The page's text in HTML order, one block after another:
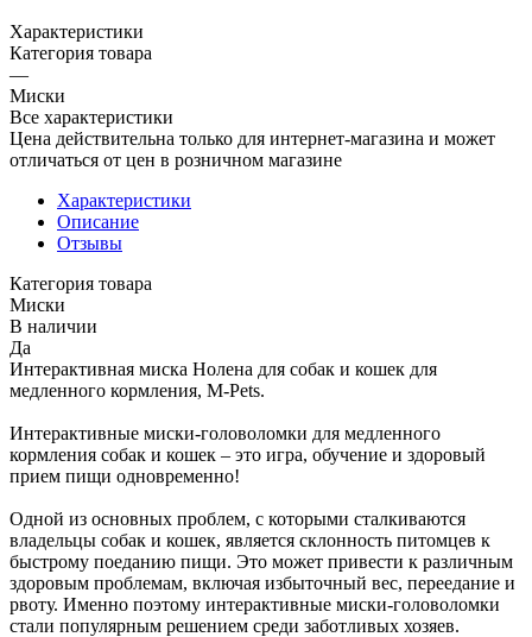
Характеристики
Категория товара
—
Миски
Все характеристики
Цена действительна только для интернет-магазина и может
отличаться от цен в розничном магазине
Характеристики
Описание
Отзывы
Категория товара
Миски
В наличии
Да
Интерактивная миска Нолена для собак и кошек для
медленного кормления, M-Pets.
Интерактивные миски-головоломки для медленного
кормления собак и кошек – это игра, обучение и здоровый
прием пищи одновременно!
Одной из основных проблем, с которыми сталкиваются
владельцы собак и кошек, является склонность питомцев к
быстрому поеданию пищи. Это может привести к различным
здоровым проблемам, включая избыточный вес, переедание и
рвоту. Именно поэтому интерактивные миски-головоломки
стали популярным решением среди заботливых хозяев.